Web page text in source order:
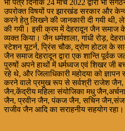
भी पत्र दिनांक 24 मार्च 2022 द्वारा भी
उपरोक्त विषयों पर झारखंड सरकार और
करने हेतु लिखने की जानकारी दी गयी थी,
की गयी। इसी क्रम में देहरादून जैन समाज
व्यक्त किया। जैन धर्मशाला, गांधी रोड़,
स्टेशन यूटर्न, प्रिंस चौक, द्रोण होटल के
जैन समाज देहरादून द्वारा एक शान्ति
पुरुषों अपने हाथों में धर्मध्वज एवं शिखर जी
रहे थे, और जिलाधिकारी महोदया को
करने वाले प्रमुख रूप से सर्वश्री राजेश
जैन,केंद्रीय महिला संयोजिका मधु
जैन, प्रवीन जैन, पंकज जैन, सचिन
राजीव जैन आदि का सराहनीय सहयोग रहा।